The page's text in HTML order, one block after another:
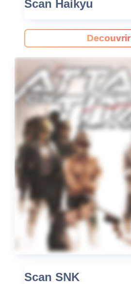
Scan Haikyu
Decouvrir
Scan SNK